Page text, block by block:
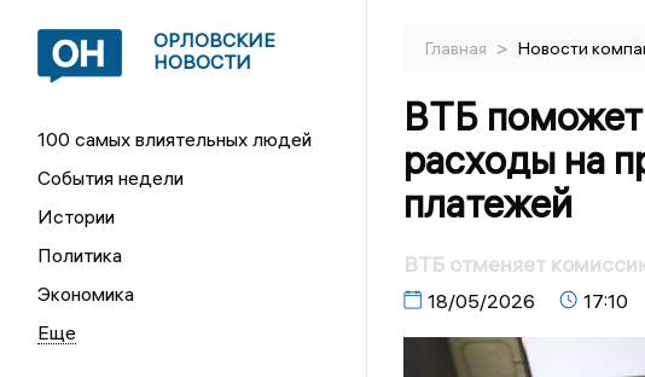
ОРЛОВСКИЕ
НОВОСТИ
100 самых влиятельных людей
События недели
Истории
Политика
Экономика
Главная > Новости
ВТБ поможет
расходы на
платежей
ВТБ отменяет
18/05/2026 17:10